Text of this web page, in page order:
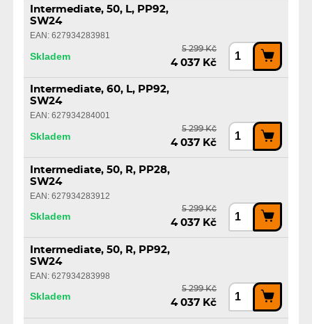
Intermediate, 50, L, PP92,
SW24
EAN: 627934283981
Skladem
5 299 Kč
4 037 Kč
Intermediate, 60, L, PP92,
SW24
EAN: 627934284001
Skladem
5 299 Kč
4 037 Kč
Intermediate, 50, R, PP28,
SW24
EAN: 627934283912
Skladem
5 299 Kč
4 037 Kč
Intermediate, 50, R, PP92,
SW24
EAN: 627934283998
Skladem
5 299 Kč
4 037 Kč